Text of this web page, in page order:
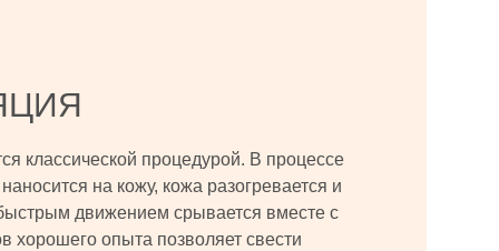
классической процедурой. В процессе
на кожу, кожа разогревается и
движением срывается вместе с
хорошего опыта позволяет свести